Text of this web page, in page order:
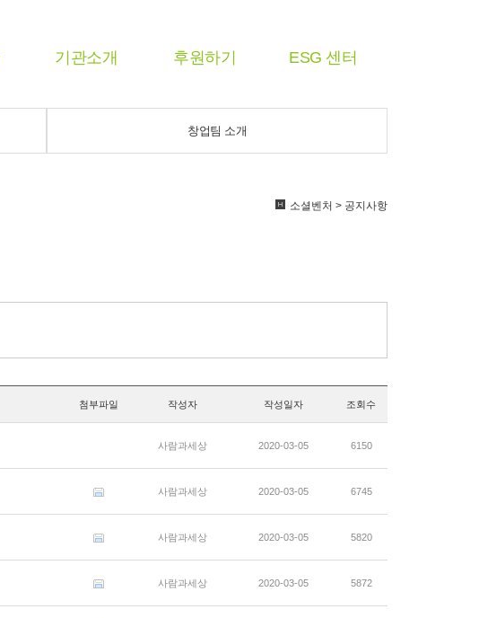
기관소개 후원하기 ESG 센터
창업팀 소개
소셜벤처 > 공지사항
첨부파일 작성자 작성일자 조회수
사람과세상 2020-03-05 6150
사람과세상 2020-03-05 6745
사람과세상 2020-03-05 5820
사람과세상 2020-03-05 5872